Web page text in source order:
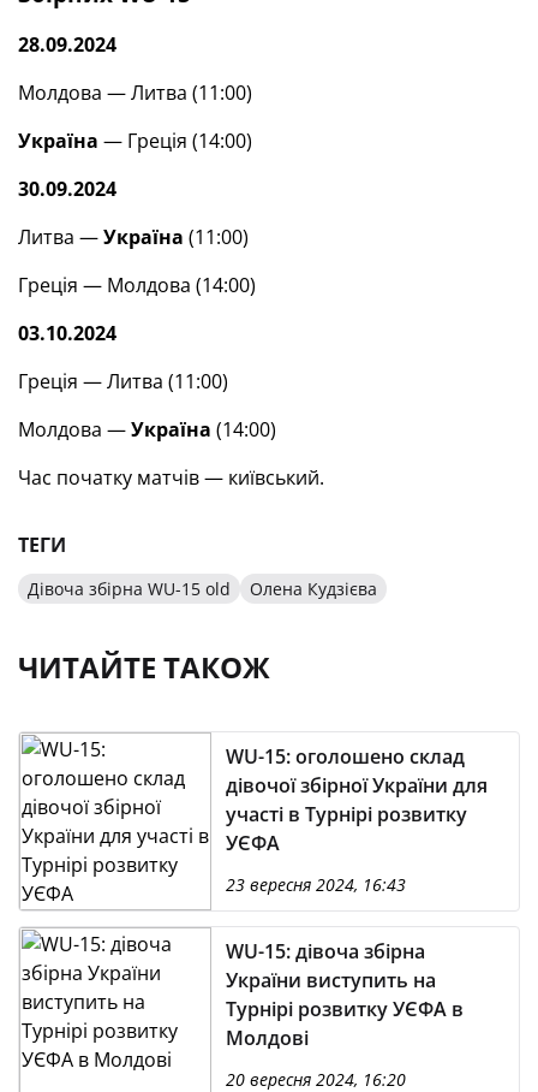
28.09.2024
Молдова — Литва (11:00)
Україна — Греція (14:00)
30.09.2024
Литва —Україна (11:00)
Греція — Молдова (14:00)
03.10.2024
Греція — Литва (11:00)
Молдова —Україна (14:00)
Час початку матчів — київський.
ТЕГИ
Дівоча збірна WU-15 old Олена Кудзієва
ЧИТАЙТЕ ТАКОЖ
WU-15: оголошено склад
дівочої збірної України для
участі в Турнірі розвитку
УЄФА
23 вересня 2024, 16:43
WU-15: дівоча збірна
України виступить на
Турнірі розвитку УЄФА в
Молдові
20 вересня 2024, 16:20